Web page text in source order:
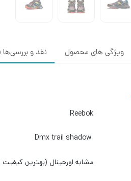
ویژگی های محصول نقد و بررسی‌ها
Reebok
مشابه اورجینال (بهترین کیفیت